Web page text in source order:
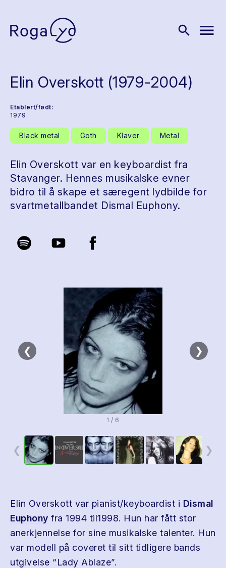
search menu
Elin Overskott (1979-2004)
Etablert/født:
1979
Black metal Goth Klaver Metal
Elin Overskott var en keyboardist fra
Stavanger. Hennes musikalske evner
bidro til å skape et særegent lydbilde for
svartmetallbandet Dismal Euphony.
❮ ❯
1 / 6
❮ ❯
Elin Overskott var pianist/keyboardist i Dismal
Euphony fra 1994 til1998. Hun har fått stor
anerkjennelse for sine musikalske talenter. Hun
var modell på coveret til sitt tidligere bands
utgivelse “Lady Ablaze”.